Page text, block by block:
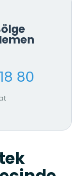
80